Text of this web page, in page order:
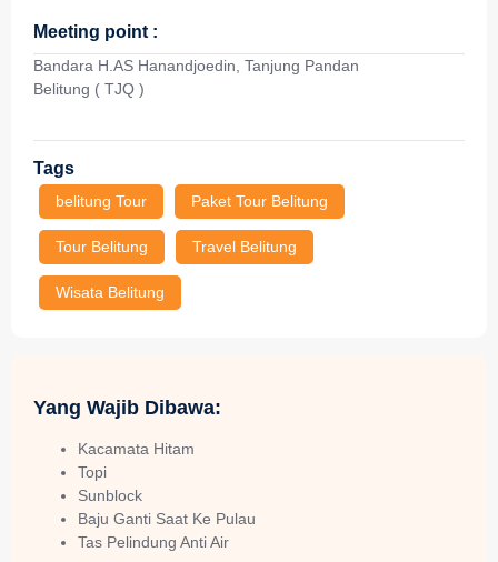
Meeting point :
Bandara H.AS Hanandjoedin, Tanjung Pandan
Belitung ( TJQ )
Tags
belitung Tour Paket Tour Belitung
Tour Belitung Travel Belitung
Wisata Belitung
Yang Wajib Dibawa:
Kacamata Hitam
Topi
Sunblock
Baju Ganti Saat Ke Pulau
Tas Pelindung Anti Air